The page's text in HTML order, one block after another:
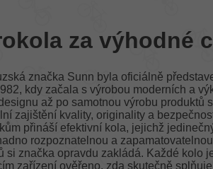
za výhodné
značka Sunn byla oficiálně
kdy začala s výrobou moderních a
až po samotnou výrobu produktů
zajištění kvality, originality a
přináší efektivní kola, jejichž
rozpoznatelnou a
si značka opravdu zakládá. Každé kolo
zařízení ověřeno, zda skutečně